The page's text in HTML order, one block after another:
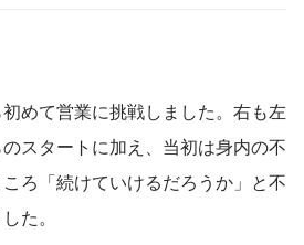
めて営業に挑戦しました。右も左
スタートに加え、当初は身内の不
ろ「続けていけるだろうか」と不
た。